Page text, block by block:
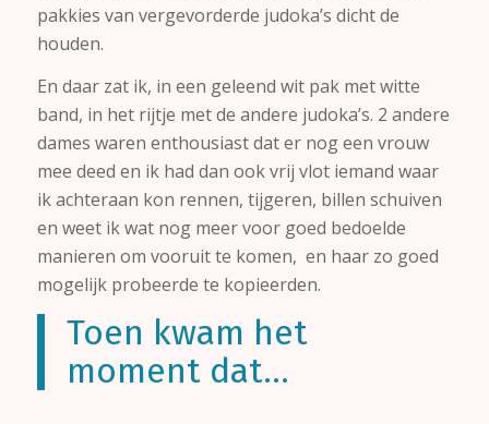
pakkies van vergevorderde judoka’s dicht de
houden.
En daar zat ik, in een geleend wit pak met witte
band, in het rijtje met de andere judoka’s. 2 andere
dames waren enthousiast dat er nog een vrouw
mee deed en ik had dan ook vrij vlot iemand waar
ik achteraan kon rennen, tijgeren, billen schuiven
en weet ik wat nog meer voor goed bedoelde
manieren om vooruit te komen, en haar zo goed
mogelijk probeerde te kopieerden.
Toen kwam het
moment dat…